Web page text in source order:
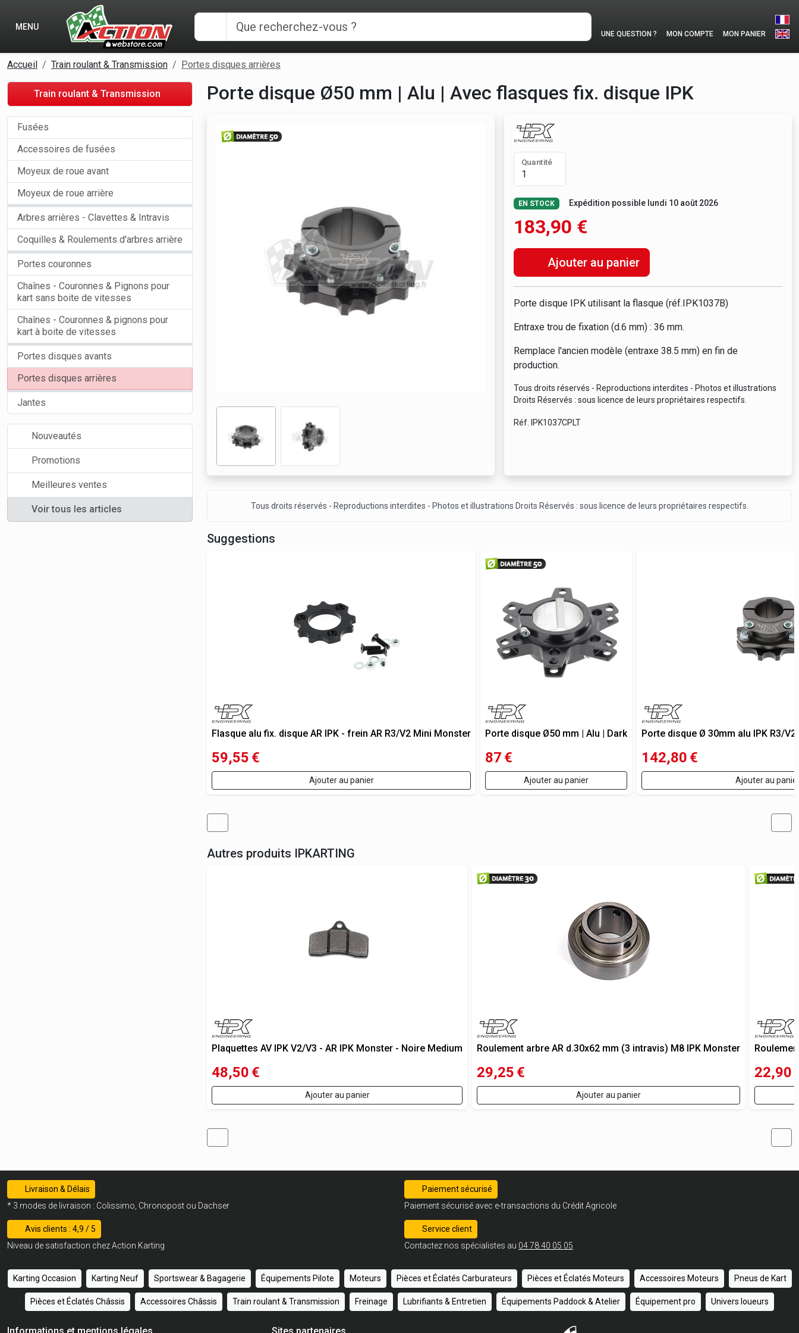
Panneau de gestion des cookies
MENU
UNE QUESTION ? MON COMPTE MON PANIER
Accueil Train roulant & Transmission Portes disques arrières
Porte disque Ø50 mm | Alu | Avec flasques fix. disque IPK
Quantité
EN STOCK Expédition possible lundi 10 août 2026
183,90 €
Ajouter au panier
Porte disque IPK utilisant la flasque (réf.IPK1037B)
Entraxe trou de fixation (d.6 mm) : 36 mm.
Remplace l'ancien modèle (entraxe 38.5 mm) en fin de
production.
Tous droits réservés - Reproductions interdites - Photos et illustrations
Droits Réservés : sous licence de leurs propriétaires respectifs.
Réf. IPK1037CPLT
Tous droits réservés - Reproductions interdites - Photos et illustrations Droits Réservés : sous licence de leurs propriétaires respectifs.
Suggestions
Flasque alu fix. disque AR IPK - frein AR R3/V2 Mini Monster
59,55 €
Ajouter au panier
Porte disque Ø50 mm | Alu | Dark
87 €
Ajouter au panier
Porte disque Ø 30mm alu IPK R3/
142,80 €
Ajouter au
Autres produits IPKARTING
Plaquettes AV IPK V2/V3 - AR IPK Monster - Noire Medium
48,50 €
Ajouter au panier
Roulement arbre AR d.30x62 mm (3 intravis) M8 IPK Monster
29,25 €
Ajouter au panier
22,90
Train roulant & Transmission
Nouveautés
Promotions
Meilleures ventes
Voir tous les articles
Fusées
Accessoires de fusées
Moyeux de roue avant
Moyeux de roue arrière
Arbres arrières - Clavettes & Intravis
Coquilles & Roulements d'arbres arrière
Portes couronnes
Chaînes - Couronnes & Pignons pour
kart sans boite de vitesses
Chaînes - Couronnes & pignons pour
kart à boite de vitesses
Portes disques avants
Portes disques arrières
Jantes
Livraison & Délais
* 3 modes de livraison : Colissimo, Chronopost ou Dachser
Paiement sécurisé
Paiement sécurisé avec e-transactions du Crédit Agricole
Avis clients : 4,9 / 5
Niveau de satisfaction chez Action Karting
Service client
Contactez nos spécialistes au 04 78 40 05 05
Karting Occasion Karting Neuf Sportswear & Bagagerie Équipements Pilote Moteurs Pièces et Éclatés Carburateurs Pièces et Éclatés Moteurs Accessoires Moteurs Pneus de Kart
Pièces et Éclatés Châssis Accessoires Châssis Train roulant & Transmission Freinage Lubrifiants & Entretien Équipements Paddock & Atelier Équipement pro Univers loueurs